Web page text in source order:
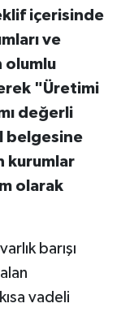
içerisinde
ve
olumlu
"Üretimi
değerli
belgesine
kurumlar
olarak
barışı
vadeli